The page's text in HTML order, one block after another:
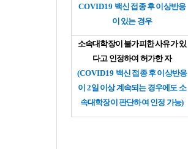
COVID19 백신 접종 후 이상반응
이 있는 경우
소속대학장이 불가피한 사유가 있
다고 인정하여 허가한 자
(COVID19 백신 접종 후 이상반응
이 2일 이상 계속되는 경우에도 소
속대학장이 판단하여 인정 가능)